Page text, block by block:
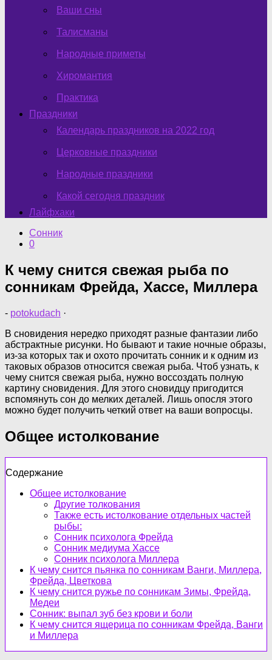
Ваши сны
Талисманы
Народные приметы
Хиромантия
Практика
Праздники
Календарь праздников на 2022 год
Церковные праздники
Народные праздники
Какой сегодня праздник
Лайфхаки
Сонник
0
К чему снится свежая рыба по
сонникам Фрейда, Хассе, Миллера
- potokudach ·
В сновидения нередко приходят разные фантазии либо
абстрактные рисунки. Но бывают и такие ночные образы,
из-за которых так и охото прочитать сонник и к одним из
таковых образов относится свежая рыба. Чтоб узнать, к
чему снится свежая рыба, нужно воссоздать полную
картину сновидения. Для этого сновидцу пригодится
вспомянуть сон до мелких деталей. Лишь опосля этого
можно будет получить четкий ответ на ваши вопросцы.
Общее истолкование
Содержание
Общее истолкование
Другие толкования
Также есть истолкование отдельных частей
рыбы:
Сонник психолога Фрейда
Сонник медиума Хассе
Сонник психолога Миллера
К чему снится пьянка по сонникам Ванги, Миллера,
Фрейда, Цветкова
К чему снится ружье по сонникам Зимы, Фрейда,
Медеи
Сонник: выпал зуб без крови и боли
К чему снится ящерица по сонникам Фрейда, Ванги
и Миллера